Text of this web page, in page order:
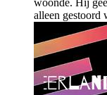
woonde. Hij
alleen gestoord